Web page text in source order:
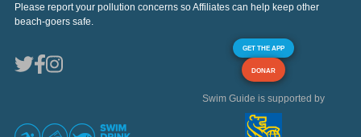
Please report your pollution concerns so Affiliates can help keep other
beach-goers safe.
GET THE APP
DONAR
Swim Guide is supported by